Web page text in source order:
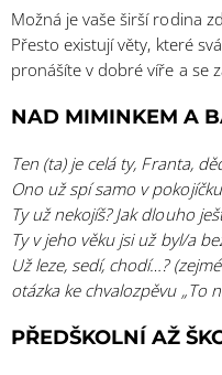
Možná je vaše širší rodina
Přesto existují věty, které
pronášíte v dobré víře a se
NAD MIMINKEM A
Ten (ta) je celá ty, Franta,
Ono už spí samo v
Ty už nekojíš? Jak dlouho
Ty v jeho věku jsi už byl/a
Už leze, sedí, chodí…?
otázka ke chvalozpěvu „To
PŘEDŠKOLNÍ AŽ